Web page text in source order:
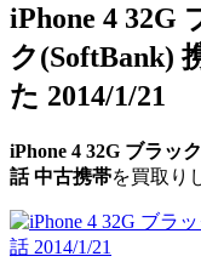
iPhone 4 32G
ク(SoftBank)
た 2014/1/21
iPhone 4 32G ブラック
話 中古携帯を買取り